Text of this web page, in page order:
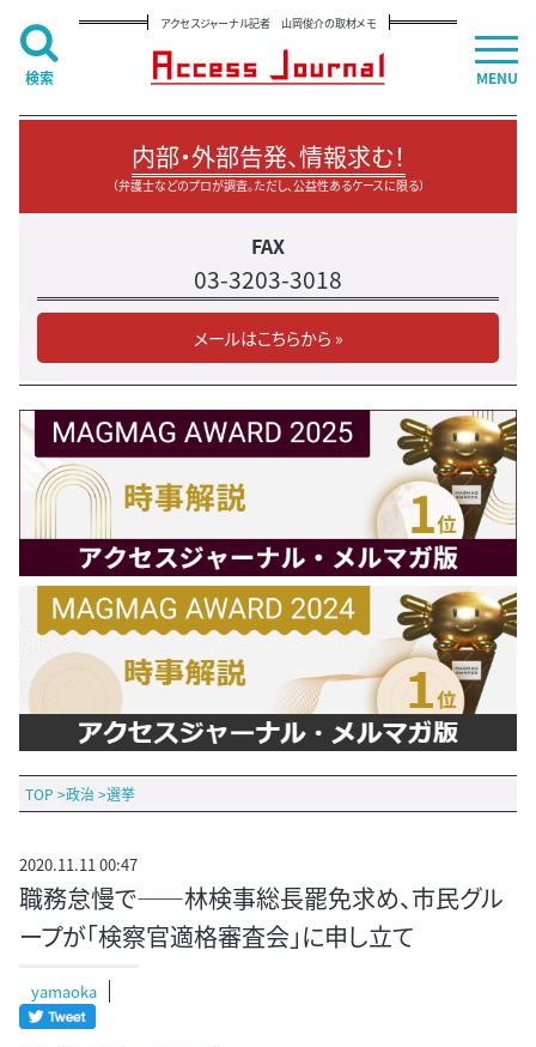
アクセスジャーナル記者 山岡俊介の取材メモ
内部・外部告発、情報求む！
（弁護士などのプロが調査。ただし、公益性あるケースに限る）
FAX
03-3203-3018
メールはこちらから »
TOP >政治>選挙
2020.11.11 00:47
職務怠慢で――林検事総長罷免求め、市民グル
ープが「検察官適格審査会」に申し立て
yamaoka
MENU
検索